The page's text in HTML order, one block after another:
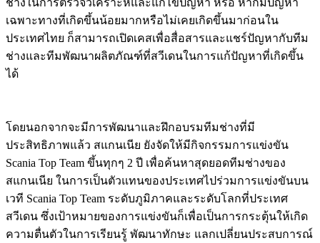
เฉพาะทางที่เกิดขึ้นน้อยมากหรือไม่เคยเกิดขึ้นมาก่อนใน
ประเทศไทย ก็สามารถเปิดเคสเพื่อสื่อสารและแชร์ปัญหากับทีม
ช่างและทีมพัฒนาผลิตภัณฑ์ที่สวีเดนในการแก้ปัญหาที่เกิดขึ้น
ได้
โดยนอกจากจะมีการพัฒนาและฝึกอบรมทีมช่างที่มี
ประสิทธิภาพแล้ว สแกนเนีย ยังจัดให้มีกิจกรรมการแข่งขัน
Scania Top Team ขึ้นทุกๆ 2 ปี เพื่อค้นหาสุดยอดทีมช่างของ
สแกนเนีย ในการเป็นตัวแทนของประเทศไปร่วมการแข่งขันบน
เวที Scania Top Team ระดับภูมิภาคและระดับโลกที่ประเทศ
สวีเดน ซึ่งเป้าหมายของการแข่งขันก็เพื่อเป็นการกระตุ้นให้เกิด
ความตื่นตัวในการเรียนรู้ พัฒนาทักษะ แลกเปลี่ยนประสบการณ์